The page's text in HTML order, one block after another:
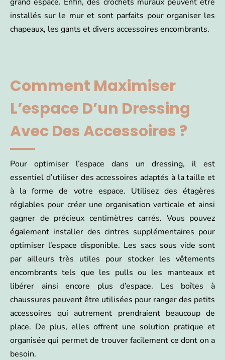
installés sur le mur et sont parfaits pour organiser les
chapeaux, les gants et divers accessoires encombrants.
Comment Maximiser
L’espace D’un Dressing
Avec Des Accessoires ?
Pour optimiser l’espace dans un dressing, il est
essentiel d’utiliser des accessoires adaptés à la taille et
à la forme de votre espace. Utilisez des étagères
réglables pour créer une organisation verticale et ainsi
gagner de précieux centimètres carrés. Vous pouvez
également installer des cintres supplémentaires pour
optimiser l’espace disponible. Les sacs sous vide sont
par ailleurs très utiles pour stocker les vêtements
encombrants tels que les pulls ou les manteaux et
libérer ainsi encore plus d’espace. Les boîtes à
chaussures peuvent être utilisées pour ranger des petits
accessoires qui autrement prendraient beaucoup de
place. De plus, elles offrent une solution pratique et
organisée qui permet de trouver facilement ce dont on a
besoin.